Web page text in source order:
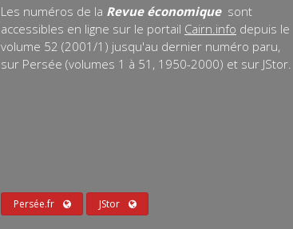
Les numéros de la Revue économique sont
accessibles en ligne sur le portail Cairn.info depuis le
volume 52 (2001/1) jusqu'au dernier numéro paru,
sur Persée (volumes 1 à 51, 1950-2000) et sur JStor.
Persée.fr JStor